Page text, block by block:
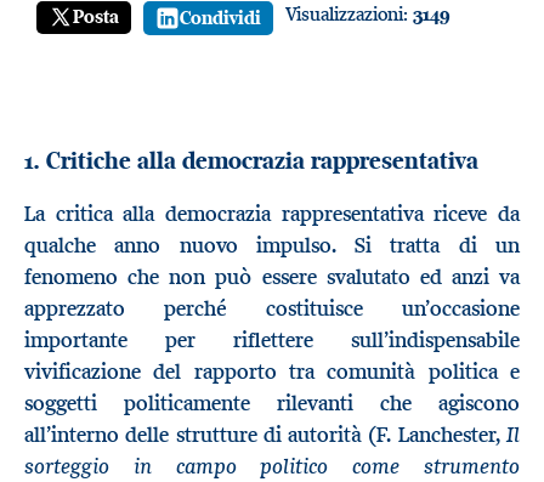
Posta Condividi Visualizzazioni: 3149
1. Critiche alla democrazia rappresentativa
La critica alla democrazia rappresentativa riceve da
qualche anno nuovo impulso. Si tratta di un
fenomeno che non può essere svalutato ed anzi va
apprezzato perché costituisce un’occasione
importante per riflettere sull’indispensabile
vivificazione del rapporto tra comunità politica e
soggetti politicamente rilevanti che agiscono
all’interno delle strutture di autorità (F. Lanchester,Il
sorteggio in campo politico come strumento